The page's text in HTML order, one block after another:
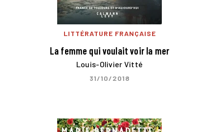
LITTÉRATURE FRANÇAISE
La femme qui voulait voir la mer
Louis-Olivier Vitté
31/10/2018